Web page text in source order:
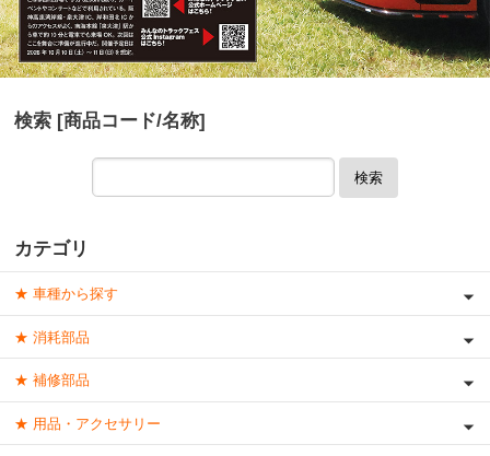
検索 [商品コード/名称]
検索
カテゴリ
★ 車種から探す
★ 消耗部品
★ 補修部品
★ 用品・アクセサリー